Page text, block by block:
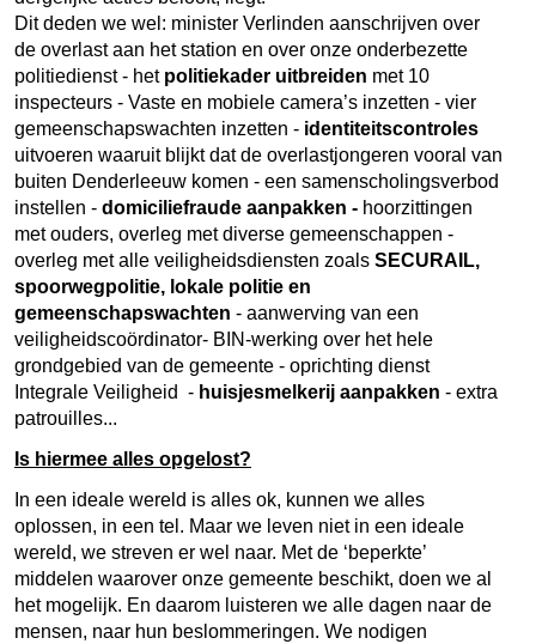
Dit deden we wel: minister Verlinden aanschrijven over
de overlast aan het station en over onze onderbezette
politiedienst - het politiekader uitbreiden met 10
inspecteurs - Vaste en mobiele camera’s inzetten - vier
gemeenschapswachten inzetten - identiteitscontroles
uitvoeren waaruit blijkt dat de overlastjongeren vooral van
buiten Denderleeuw komen - een samenscholingsverbod
instellen - domiciliefraude aanpakken - hoorzittingen
met ouders, overleg met diverse gemeenschappen -
overleg met alle veiligheidsdiensten zoals SECURAIL,
spoorwegpolitie, lokale politie en
gemeenschapswachten - aanwerving van een
veiligheidscoördinator- BIN-werking over het hele
grondgebied van de gemeente - oprichting dienst
Integrale Veiligheid - huisjesmelkerij aanpakken - extra
patrouilles...
Is hiermee alles opgelost?
In een ideale wereld is alles ok, kunnen we alles
oplossen, in een tel. Maar we leven niet in een ideale
wereld, we streven er wel naar. Met de ‘beperkte’
middelen waarover onze gemeente beschikt, doen we al
het mogelijk. En daarom luisteren we alle dagen naar de
mensen, naar hun beslommeringen. We nodigen